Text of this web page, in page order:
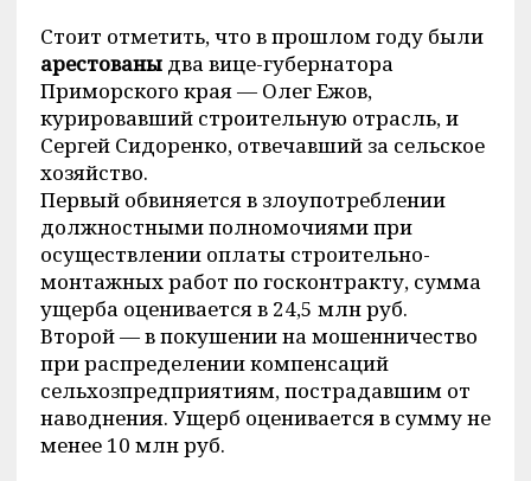
Стоит отметить, что в прошлом году были
арестованыдва вице-губернатора
Приморского края — Олег Ежов,
курировавший строительную отрасль, и
Сергей Сидоренко, отвечавший за сельское
хозяйство.
Первый обвиняется в злоупотреблении
должностными полномочиями при
осуществлении оплаты строительно-
монтажных работ по госконтракту, сумма
ущерба оценивается в 24,5 млн руб.
Второй — в покушении на мошенничество
при распределении компенсаций
сельхозпредприятиям, пострадавшим от
наводнения. Ущерб оценивается в сумму не
менее 10 млн руб.